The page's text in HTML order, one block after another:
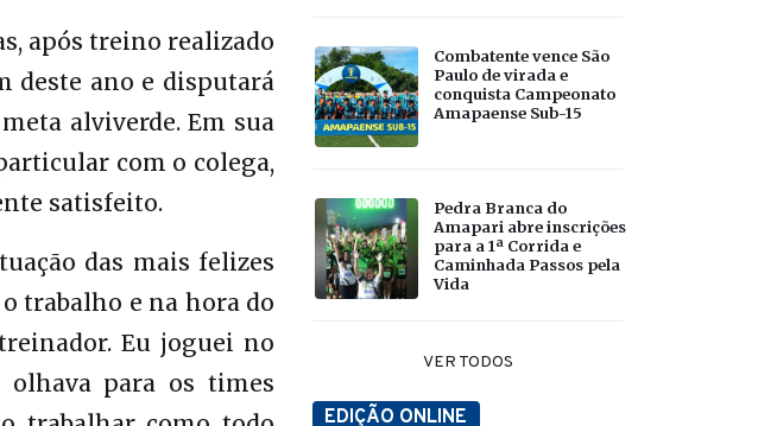
após treino realizado
deste ano e disputará
alviverde. Em sua
com o colega,
satisfeito.
das mais felizes
trabalho e na hora do
Eu joguei no
olhava para os times
Combatente vence São
Paulo de virada e
conquista Campeonato
Amapaense Sub-15
Pedra Branca do
Amapari abre inscrições
para a 1ª Corrida e
Caminhada Passos pela
Vida
VER TODOS
EDIÇÃO ONLINE